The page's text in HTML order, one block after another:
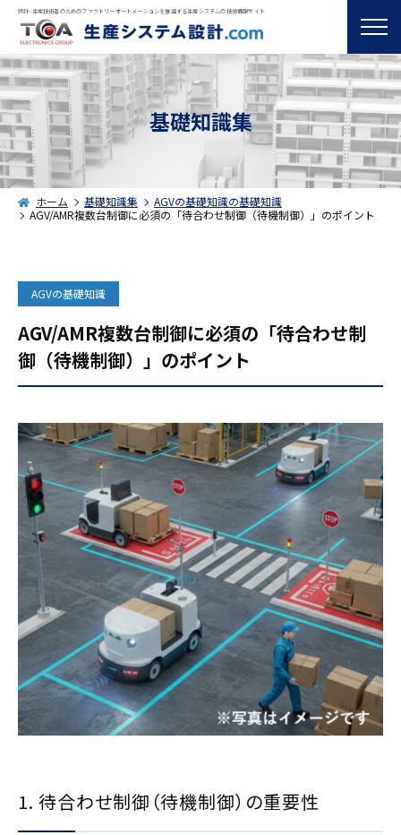
設計･生産技術者のためのファクトリーオートメーションを推進する生産システムの技術情報サイト
基礎知識集
ホーム 基礎知識集
AGVの基礎知識の基礎知識
AGV/AMR複数台制御に必須の「待合わせ制御（待機制御）」のポイント
AGVの基礎知識
AGV/AMR複数台制御に必須の「待合わせ制
御（待機制御）」のポイント
1. 待合わせ制御（待機制御）の重要性